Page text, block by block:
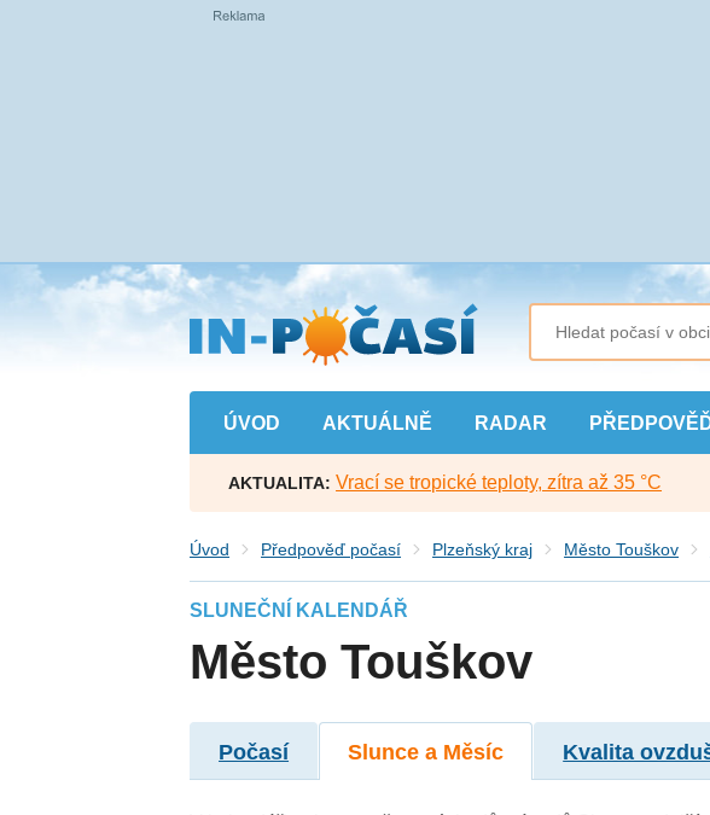
Přejít
na
hlavní
obsah
ÚVOD AKTUÁLNĚ RADAR
AKTUALITA: Vrací se tropické teploty, zítra až 35 °C
Úvod Předpověď počasí Plzeňský kraj Město Touškov
SLUNEČNÍ KALENDÁŘ
Město Touškov
Počasí Slunce a Měsíc Kvalita